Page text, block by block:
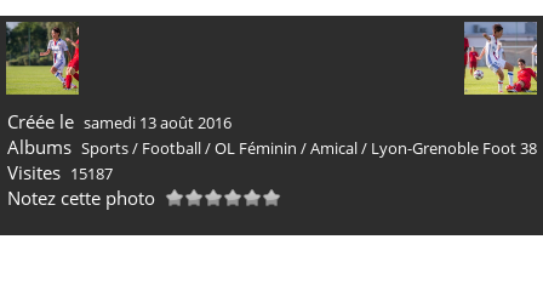
Créée le samedi 13 août 2016
Albums Sports/ Football/OL Féminin /Amical/ Lyon-Grenoble Foot 38
Visites 15187
Notez cette photo